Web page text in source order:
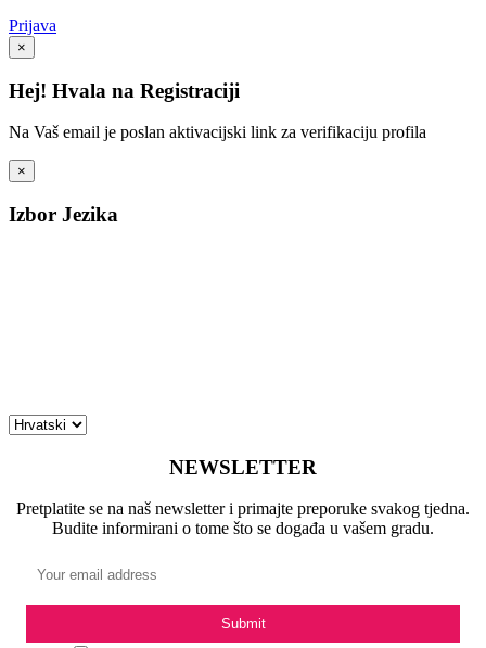
Prijava
×
Hej! Hvala na Registraciji
Na Vaš email je poslan aktivacijski link za verifikaciju profila
×
Izbor Jezika
NEWSLETTER
Pretplatite se na naš newsletter i primajte preporuke svakog tjedna.
Budite informirani o tome što se događa u vašem gradu.